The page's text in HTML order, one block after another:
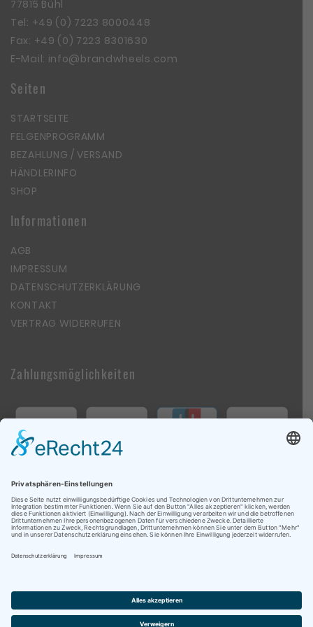
77815 Bühl
Tel: +49 (0) 7223 8000448
Fax: +49 (0) 7223 8301630
E-Mail: info@brandwheels.com
Seiten
STARTSEITE
FELGENPROGRAMM
BEZAHLUNG / VERSAND
HÄNDLERINFO
SHOP
Informationen
AGB
IMPRESSUM
DATENSCHUTZERKLÄRUNG
KONTAKT
VERTRAG WIDERRUFEN
Zahlungsmöglichkeiten